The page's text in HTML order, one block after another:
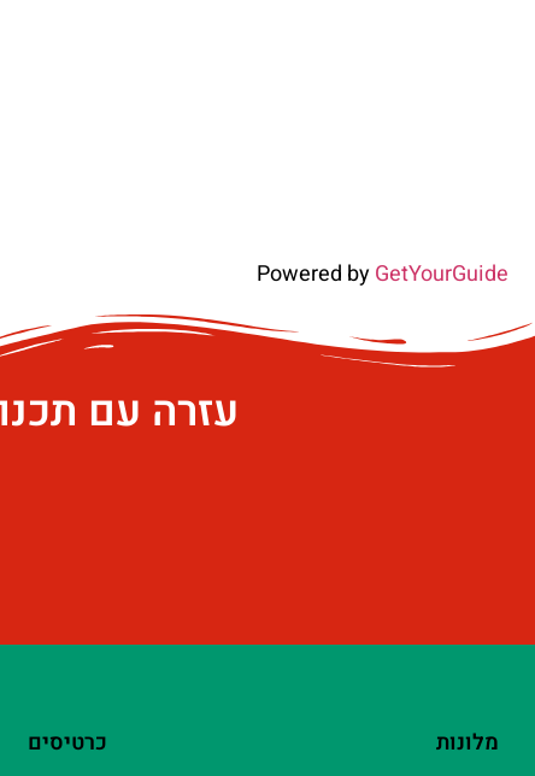
Powered byGetYourGuide
עזרה עם
מלונות
כרטיסים